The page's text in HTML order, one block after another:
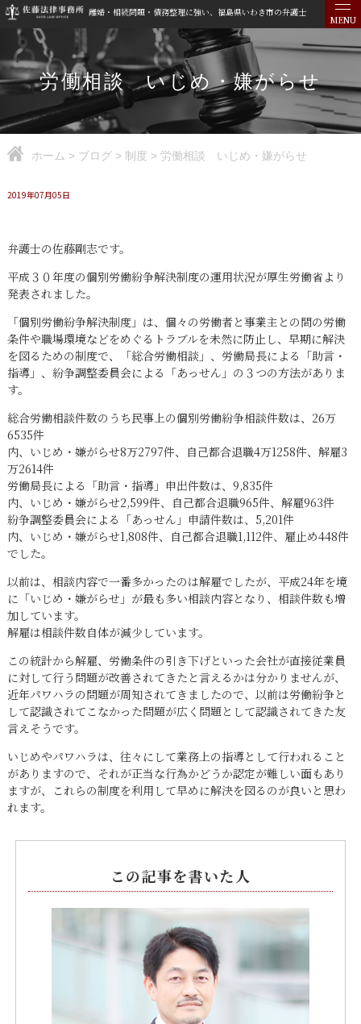
離婚・相続問題・債務整理に強い、福島県いわき市の弁護士
MENU
労働相談 いじめ・嫌がらせ
ホーム > ブログ> 制度 > 労働相談 いじめ・嫌がらせ
2019年07月05日
弁護士の佐藤剛志です。
平成３０年度の個別労働紛争解決制度の運用状況が厚生労働省より
発表されました。
「個別労働紛争解決制度」は、個々の労働者と事業主との間の労働
条件や職場環境などをめぐるトラブルを未然に防止し、早期に解決
を図るための制度で、「総合労働相談」、労働局長による「助言・
指導」、紛争調整委員会による「あっせん」の３つの方法がありま
す。
総合労働相談件数のうち民事上の個別労働紛争相談件数は、26万
6535件
内、いじめ・嫌がらせ8万2797件、自己都合退職4万1258件、解雇3
万2614件
労働局長による「助言・指導」申出件数は、9,835件
内、いじめ・嫌がらせ2,599件、自己都合退職965件、解雇963件
紛争調整委員会による「あっせん」申請件数は、5,201件
内、いじめ・嫌がらせ1,808件、自己都合退職1,112件、雇止め448件
でした。
以前は、相談内容で一番多かったのは解雇でしたが、平成24年を境
に「いじめ・嫌がらせ」が最も多い相談内容となり、相談件数も増
加しています。
解雇は相談件数自体が減少しています。
この統計から解雇、労働条件の引き下げといった会社が直接従業員
に対して行う問題が改善されてきたと言えるかは分かりませんが、
近年パワハラの問題が周知されてきましたので、以前は労働紛争と
して認識されてこなかった問題が広く問題として認識されてきた友
言えそうです。
いじめやパワハラは、往々にして業務上の指導として行われること
がありますので、それが正当な行為かどうか認定が難しい面もあり
ますが、これらの制度を利用して早めに解決を図るのが良いと思わ
れます。
この記事を書いた人